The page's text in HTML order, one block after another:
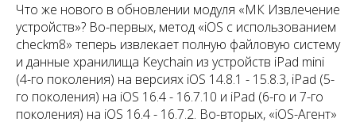
Что же нового в обновлении модуля «МК Извлечение
устройств»? Во-первых, метод «iOS с использованием
checkm8» теперь извлекает полную файловую систему
и данные хранилища Keychain из устройств iPad mini
(4-го поколения) на версиях iOS 14.8.1 - 15.8.3, iPad (5-
го поколения) на iOS 16.4 - 16.7.10 и iPad (6-го и 7-го
поколения) на iOS 16.4 - 16.7.2. Во-вторых, «iOS-Агент»